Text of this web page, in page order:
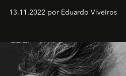
13.11.2022 por Eduardo Viveiros